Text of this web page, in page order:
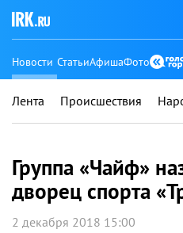
Новости СтатьиАфишаФото
Лента Происшествия
Группа «Чайф»
дворец спорта
2 декабря 2018 15:00